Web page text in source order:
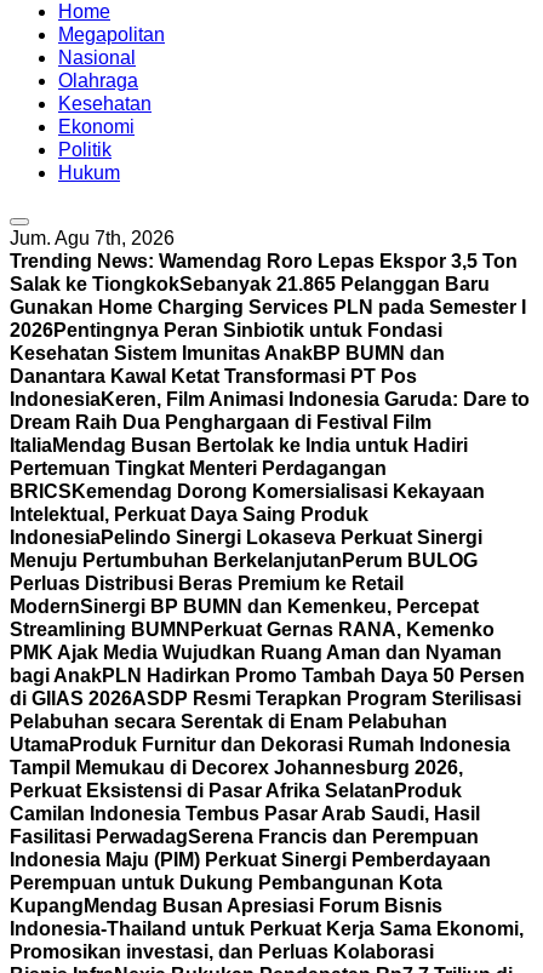
Home
Megapolitan
Nasional
Olahraga
Kesehatan
Ekonomi
Politik
Hukum
Jum. Agu 7th, 2026
Trending News: Wamendag Roro Lepas Ekspor 3,5 Ton
Salak ke TiongkokSebanyak 21.865 Pelanggan Baru
Gunakan Home Charging Services PLN pada Semester I
2026Pentingnya Peran Sinbiotik untuk Fondasi
Kesehatan Sistem Imunitas AnakBP BUMN dan
Danantara Kawal Ketat Transformasi PT Pos
IndonesiaKeren, Film Animasi Indonesia Garuda: Dare to
Dream Raih Dua Penghargaan di Festival Film
ItaliaMendag Busan Bertolak ke India untuk Hadiri
Pertemuan Tingkat Menteri Perdagangan
BRICS Kemendag Dorong Komersialisasi Kekayaan
Intelektual, Perkuat Daya Saing Produk
IndonesiaPelindo Sinergi Lokaseva Perkuat Sinergi
Menuju Pertumbuhan Berkelanjutan Perum BULOG
Perluas Distribusi Beras Premium ke Retail
ModernSinergi BP BUMN dan Kemenkeu, Percepat
Streamlining BUMN Perkuat Gernas RANA, Kemenko
PMK Ajak Media Wujudkan Ruang Aman dan Nyaman
bagi AnakPLN Hadirkan Promo Tambah Daya 50 Persen
di GIIAS 2026ASDP Resmi Terapkan Program Sterilisasi
Pelabuhan secara Serentak di Enam Pelabuhan
UtamaProduk Furnitur dan Dekorasi Rumah Indonesia
Tampil Memukau di Decorex Johannesburg 2026,
Perkuat Eksistensi di Pasar Afrika Selatan Produk
Camilan Indonesia Tembus Pasar Arab Saudi, Hasil
Fasilitasi PerwadagSerena Francis dan Perempuan
Indonesia Maju (PIM) Perkuat Sinergi Pemberdayaan
Perempuan untuk Dukung Pembangunan Kota
Kupang Mendag Busan Apresiasi Forum Bisnis
Indonesia-Thailand untuk Perkuat Kerja Sama Ekonomi,
Promosikan investasi, dan Perluas Kolaborasi